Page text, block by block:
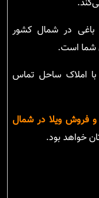
باغی در شمال کشور
شما است.
با املاک ساحل تماس
و فروش ویلا در شمال
خواهد بود.